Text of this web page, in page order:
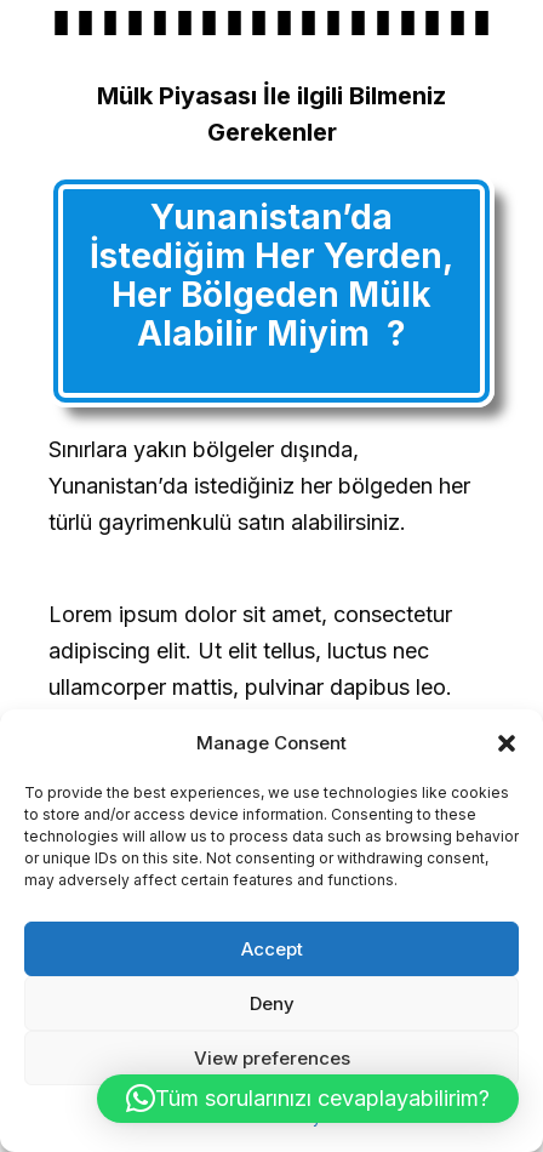
Manage Consent
To provide the best experiences, we use technologies like cookies
to store and/or access device information. Consenting to these
technologies will allow us to process data such as browsing behavior
or unique IDs on this site. Not consenting or withdrawing consent,
may adversely affect certain features and functions.
Accept
Deny
View preferences
Mülk Piyasası İle ilgili Bilmeniz
Gerekenler
Yunanistan’da
İstediğim Her Yerden,
Her Bölgeden Mülk
Alabilir Miyim ?
Sınırlara yakın bölgeler dışında,
Yunanistan’da istediğiniz her bölgeden her
türlü gayrimenkulü satın alabilirsiniz.
Lorem ipsum dolor sit amet, consectetur
adipiscing elit. Ut elit tellus, luctus nec
ullamcorper mattis, pulvinar dapibus leo.
Yunanistan Emlak Fiyat
Endeksi Ne Durumda ?
Yunanistan Emlak
Fiyatları Ne Düzeyde ?
Tüm sorularınızı cevaplayabilirim?